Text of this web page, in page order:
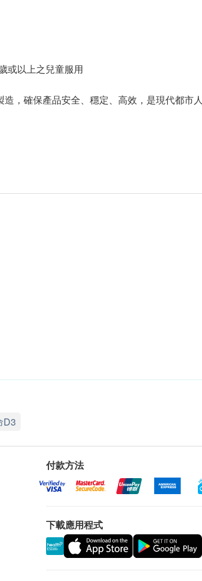
或以上之兒童服用
，確保產品安全、穩定、高效，是現代都市人
D3
付款方法
下載應用程式